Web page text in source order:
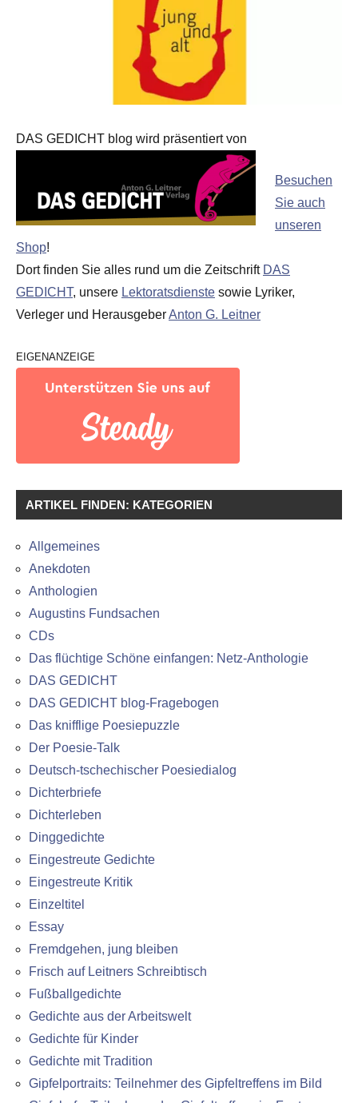
DAS GEDICHT blog wird präsentiert von
Besuchen
Sie auch
unseren
Shop!
Dort finden Sie alles rund um die Zeitschrift DAS
GEDICHT, unsere Lektoratsdienste sowie Lyriker,
Verleger und HerausgeberAnton G. Leitner
EIGENANZEIGE
ARTIKEL FINDEN: KATEGORIEN
Allgemeines
Anekdoten
Anthologien
Augustins Fundsachen
CDs
Das flüchtige Schöne einfangen: Netz-Anthologie
DAS GEDICHT
DAS GEDICHT blog-Fragebogen
Das knifflige Poesiepuzzle
Der Poesie-Talk
Deutsch-tschechischer Poesiedialog
Dichterbriefe
Dichterleben
Dinggedichte
Eingestreute Gedichte
Eingestreute Kritik
Einzeltitel
Essay
Fremdgehen, jung bleiben
Frisch auf Leitners Schreibtisch
Fußballgedichte
Gedichte aus der Arbeitswelt
Gedichte für Kinder
Gedichte mit Tradition
Gipfelportraits: Teilnehmer des Gipfeltreffens im Bild